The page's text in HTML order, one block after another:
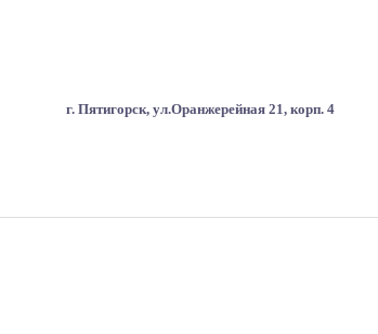
г. Пятигорск, ул.Оранжерейная 21, корп. 4